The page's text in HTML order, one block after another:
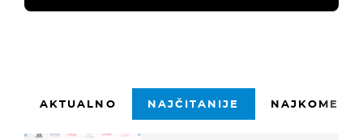
AKTUALNO NAJČITANIJE